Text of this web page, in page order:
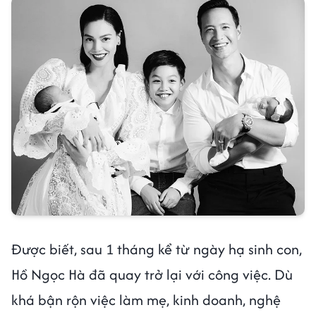
Được biết, sau 1 tháng kể từ ngày hạ sinh con,
Hồ Ngọc Hà đã quay trở lại với công việc. Dù
khá bận rộn việc làm mẹ, kinh doanh, nghệ